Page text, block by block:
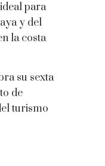
para
y del
la costa
su sexta
de
turismo